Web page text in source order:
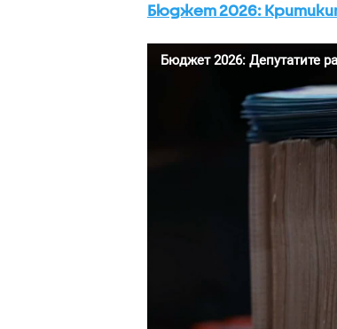
Бюджет 2026: